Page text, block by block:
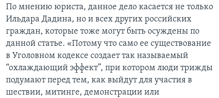
По мнению юриста, данное дело касается не только
Ильдара Дадина, но и всех других российских
граждан, которые тоже могут быть осуждены по
данной статье. «Потому что само ее существование
в Уголовном кодексе создает так называемый
“охлаждающий эффект”, при котором люди трижды
подумают перед тем, как выйдут для участия в
шествии, митинге, демонстрации или